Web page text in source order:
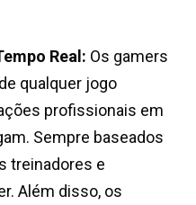
Real: Os gamers
qualquer jogo
profissionais em
Sempre baseados
treinadores e
Além disso, os